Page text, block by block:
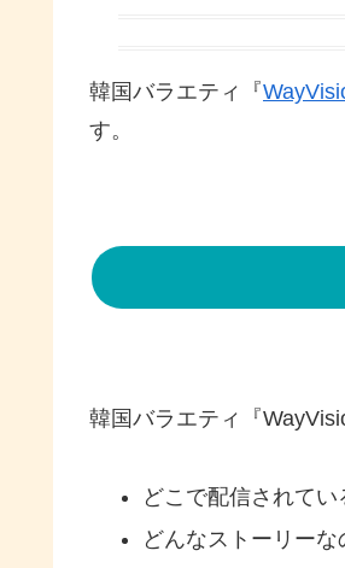
韓国バラエティ『
す。
韓国バラエティ『
どこで配信されて
どんなストーリーな